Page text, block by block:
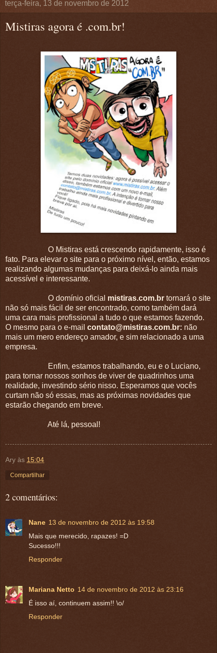
terça-feira, 13 de novembro de 2012
Mistiras agora é .com.br!
O Mistiras está crescendo rapidamente, isso é
fato. Para elevar o site para o próximo nível, então, estamos
realizando algumas mudanças para deixá-lo ainda mais
acessível e interessante.
O domínio oficial mistiras.com.br tornará o site
não só mais fácil de ser encontrado, como também dará
uma cara mais profissional a tudo o que estamos fazendo.
O mesmo para o e-mail contato@mistiras.com.br: não
mais um mero endereço amador, e sim relacionado a uma
empresa.
Enfim, estamos trabalhando, eu e o Luciano,
para tornar nossos sonhos de viver de quadrinhos uma
realidade, investindo sério nisso. Esperamos que vocês
curtam não só essas, mas as próximas novidades que
estarão chegando em breve.
Até lá, pessoal!
Ary às 15:04
Compartilhar
2 comentários:
Nane 13 de novembro de 2012 às 19:58
Mais que merecido, rapazes! =D
Sucesso!!!
Responder
Mariana Netto 14 de novembro de 2012 às 23:16
É isso aí, continuem assim!! \o/
Responder